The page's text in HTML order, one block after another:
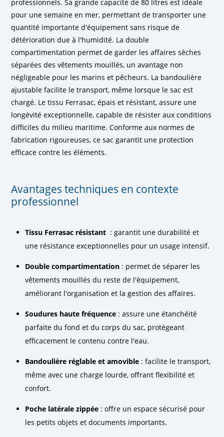
professionnels. Sa grande capacité de 80 litres est idéale
pour une semaine en mer, permettant de transporter une
quantité importante d'équipement sans risque de
détérioration due à l'humidité. La double
compartimentation permet de garder les affaires sèches
séparées des vêtements mouillés, un avantage non
négligeable pour les marins et pêcheurs. La bandoulière
ajustable facilite le transport, même lorsque le sac est
chargé. Le tissu Ferrasac, épais et résistant, assure une
longévité exceptionnelle, capable de résister aux conditions
difficiles du milieu maritime. Conforme aux normes de
fabrication rigoureuses, ce sac garantit une protection
efficace contre les éléments.
Avantages techniques en contexte
professionnel
Tissu Ferrasac résistant : garantit une durabilité et
une résistance exceptionnelles pour un usage intensif.
Double compartimentation : permet de séparer les
vêtements mouillés du reste de l'équipement,
améliorant l'organisation et la gestion des affaires.
Soudures haute fréquence : assure une étanchéité
parfaite du fond et du corps du sac, protégeant
efficacement le contenu contre l'eau.
Bandoulière réglable et amovible : facilite le transport,
même avec une charge lourde, offrant flexibilité et
confort.
Poche latérale zippée : offre un espace sécurisé pour
les petits objets et documents importants.